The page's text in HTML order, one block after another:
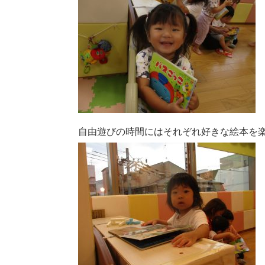
自由遊びの時間にはそれぞれ好きな絵本を